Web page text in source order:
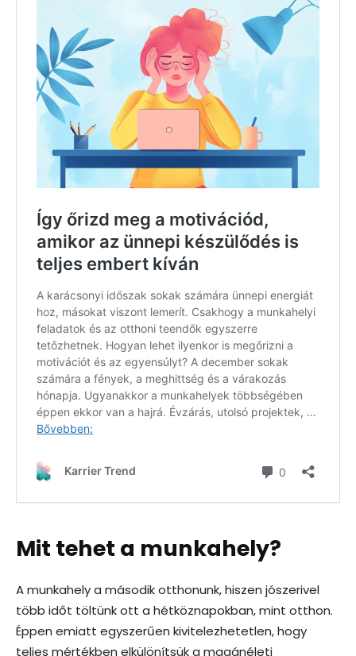
Mit tehet a munkahely?
A munkahely a második otthonunk, hiszen jószerivel
több időt töltünk ott a hétköznapokban, mint otthon.
Éppen emiatt egyszerűen kivitelezhetetlen, hogy
teljes mértékben elkülönítsük a magánéleti